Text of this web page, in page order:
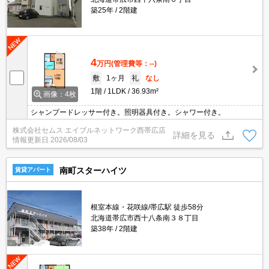
築25年
2階建
画像：4枚
4万円(管理費等：--)
敷
1ヶ月 礼
なし
1階
1LDK 36.93m²
シャンプードレッサー付き。照明器具付き。シャワー付き。
株式会社セムス エイブルネットワーク西帯広店
情報更新日 2026/08/03
詳細を見る
賃貸アパート 南町スターハイツ
根室本線・花咲線/帯広駅 徒歩58分
北海道帯広市西十八条南３８丁目
築38年
2階建